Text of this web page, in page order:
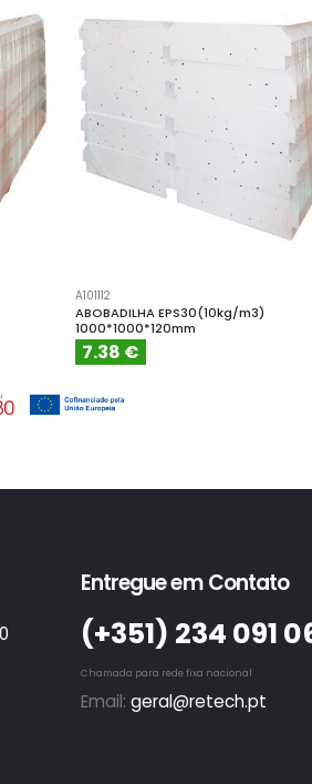
A101112
ABOBADILHA EPS30(10kg/m3)
1000*1000*120mm
7.38 €
Entregue em Contato
(+351)­ 234 091
Chamada para rede fixa nacional
Email: geral@retech.pt